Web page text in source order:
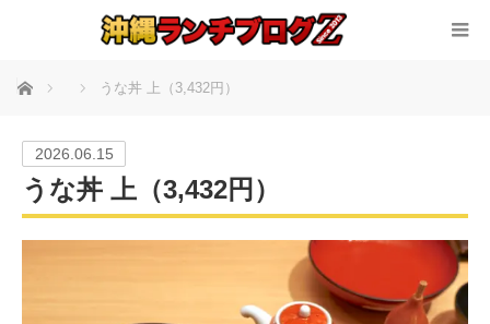
ホーム うな丼 上（3,432円）
2026.06.15
うな丼 上（3,432円）